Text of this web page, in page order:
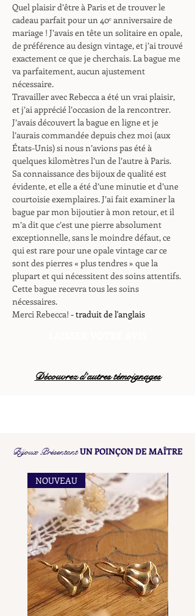
Quel plaisir d’être à Paris et de trouver le
cadeau parfait pour un 40ᵉ anniversaire de
mariage ! J’avais en tête un solitaire en opale,
de préférence au design vintage, et j’ai trouvé
exactement ce que je cherchais. La bague me
va parfaitement, aucun ajustement
nécessaire.
Travailler avec Rebecca a été un vrai plaisir,
et j’ai apprécié l’occasion de la rencontrer.
J’avais découvert la bague en ligne et je
l’aurais commandée depuis chez moi (aux
États-Unis) si nous n’avions pas été à
quelques kilomètres l’un de l’autre à Paris.
Sa connaissance des bijoux de qualité est
évidente, et elle a été d’une minutie et d’une
courtoisie exemplaires. J’ai fait examiner la
bague par mon bijoutier à mon retour, et il
m’a dit que c’est une pierre absolument
exceptionnelle, sans le moindre défaut, ce
qui est rare pour une opale vintage car ce
sont des pierres « plus tendres » que la
plupart et qui nécessitent des soins attentifs.
Cette bague recevra tous les soins
nécessaires.
Merci Rebecca! - traduit de l'anglais
Découvrez d’autres témoignages
Bijoux PrésentantUN POINÇON DE MAÎTRE
NOUVEAU